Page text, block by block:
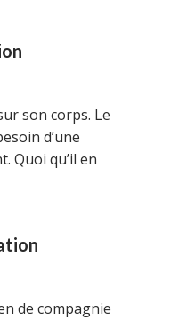
son corps. Le
d’une
Quoi qu’il en
de compagnie